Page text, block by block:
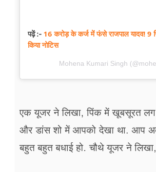
पढ़ें :- 16 करोड़ के कर्ज में फंसे राजपाल यादव! 9
किया नोटिस
Mohena Kumari Singh
एक यूजर ने लिखा, पिंक में खूबसूरत लग
और डांस शो में आपको देखा था. आप
बहुत बहुत बधाई हो. चौथे यूजर ने